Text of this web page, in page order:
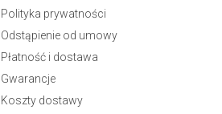
Polityka prywatności
Odstąpienie od umowy
Płatność i dostawa
Gwarancje
Koszty dostawy